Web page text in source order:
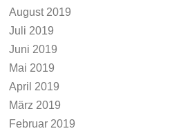
August 2019
Juli 2019
Juni 2019
Mai 2019
April 2019
März 2019
Februar 2019